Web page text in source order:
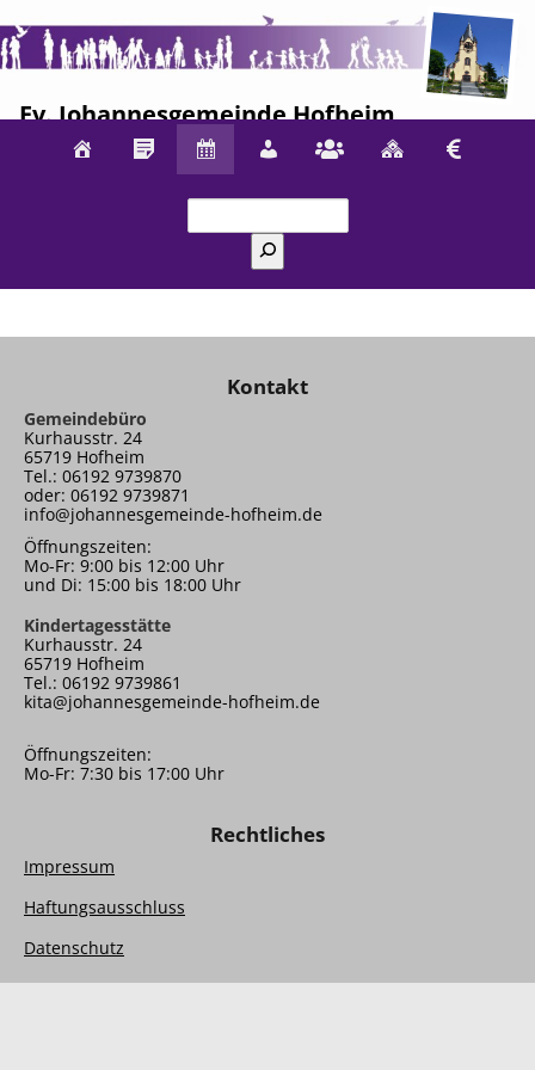
Ev. Johannesgemeinde Hofheim
Kontakt
Gemeindebüro
Kurhausstr. 24
65719 Hofheim
Tel.: 06192 9739870
oder: 06192 9739871
info@johannesgemeinde-hofheim.de
Öffnungszeiten:
Mo-Fr: 9:00 bis 12:00 Uhr
und Di: 15:00 bis 18:00 Uhr
Kindertagesstätte
Kurhausstr. 24
65719 Hofheim
Tel.: 06192 9739861
kita@johannesgemeinde-hofheim.de
Öffnungszeiten:
Mo-Fr: 7:30 bis 17:00 Uhr
Rechtliches
Impressum
Haftungsausschluss
Datenschutz